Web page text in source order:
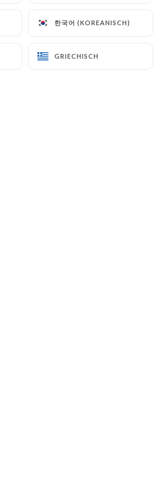
한국어 (KOREANISCH)
GRIECHISCH
한국어 (KOREANISCH)
GRIECHISCH